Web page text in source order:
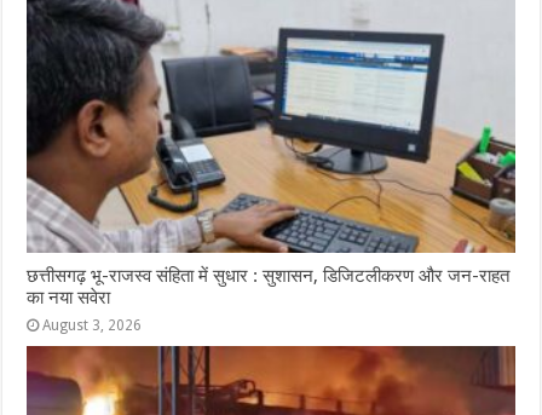
छत्तीसगढ़ भू-राजस्व संहिता में सुधार : सुशासन, डिजिटलीकरण और जन-राहत
का नया सवेरा
August 3, 2026